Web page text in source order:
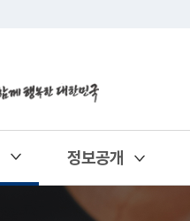
정보공개
열기